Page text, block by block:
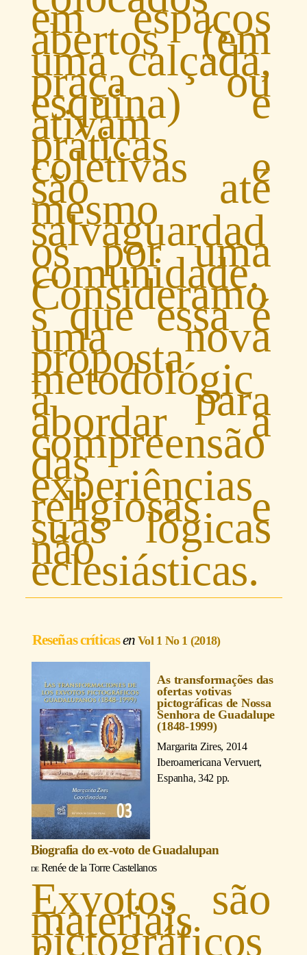
em espaços
abertos (em
uma calçada,
praça ou
esquina) e
ativam
práticas
coletivas e
são até
mesmo
salvaguardad
os por uma
comunidade.
Consideramo
s que essa é
uma nova
proposta
metodológic
a para
abordar a
compreensão
das
experiências
religiosas e
suas lógicas
não
eclesiásticas.
Reseñas críticas Vol 1 No 1 (2018)
As transformações das
ofertas votivas
pictográficas de Nossa
Senhora de Guadalupe
(1848-1999)
Margarita Zires, 2014
Iberoamericana Vervuert,
Espanha, 342 pp.
Biografia do ex-voto de Guadalupan
Renée de la Torre Castellanos
Exvotos são
materiais
pictográficos